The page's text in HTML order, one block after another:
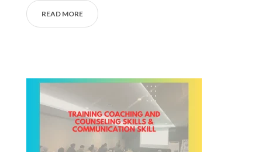
READ MORE